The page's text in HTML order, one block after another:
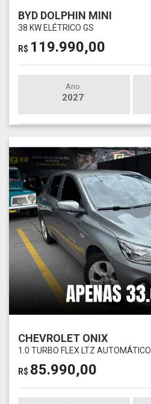
BYD DOLPHIN MINI
38 KW ELÉTRICO GS
R$ 119.990,00
Ano
2027
CHEVROLET ONIX
1.0 TURBO FLEX LTZ AUTOMÁTICO
R$ 85.990,00